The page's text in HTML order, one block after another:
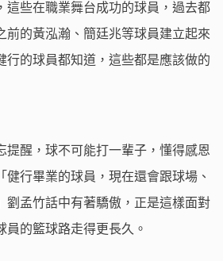
這些在職業舞台成功的球員，過去都
前的黃泓瀚、簡廷兆等球員建立起來
行的球員都知道，這些都是應該做的
提醒，球不可能打一輩子，懂得感恩
健行畢業的球員，現在還會跟球場、
劉孟竹話中有著驕傲，正是這樣面對
員的籃球路走得更長久。